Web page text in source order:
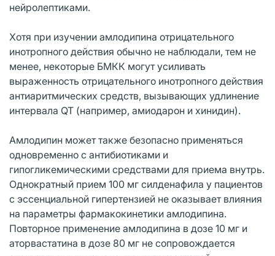
нейролептиками.
Хотя при изучении амлодипина отрицательного
инотропного действия обычно не наблюдали, тем не
менее, некоторые БМКК могут усиливать
выраженность отрицательного инотропного действия
антиаритмических средств, вызывающих удлинение
интервала QT (например, амиодарон и хинидин).
Амлодипин может также безопасно применяться
одновременно с антибиотиками и
гипогликемическими средствами для приема внутрь.
Однократный прием 100 мг силденафила у пациентов
с эссенциальной гипертензией не оказывает влияния
на параметры фармакокинетики амлодипина.
Повторное применение амлодипина в дозе 10 мг и
аторвастатина в дозе 80 мг не сопровождается